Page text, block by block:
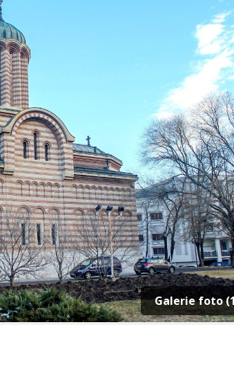
Galerie foto
Mai